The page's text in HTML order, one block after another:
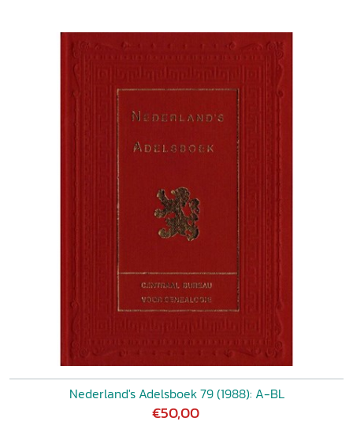
Nederland's Adelsboek 79 (1988): A-BL
€50,00